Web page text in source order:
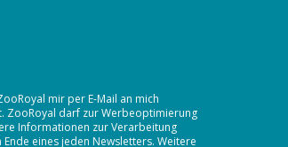
mir per E-Mail an mich
ZooRoyal darf zur Werbeoptimierung
Informationen zur Verarbeitung
eines jeden Newsletters. Weitere